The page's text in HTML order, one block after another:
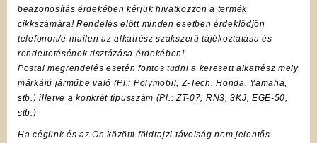
beazonosítás érdekében kérjük hivatkozzon a termék
cikkszámára! Rendelés előtt minden esetben érdeklődjön
telefonon/e-mailen az alkatrész szakszerű tájékoztatása és
rendeltetésének tisztázása érdekében!
Postai megrendelés esetén fontos tudni a keresett alkatrész mely
márkájú járműbe való (Pl.: Polymobil Z-Tech
, Honda, Yamaha,
stb.) illetve a konkrét típusszám (Pl.: ZT-07, RN3, 3KJ, EGE-50,
stb.)
Ha cégünk és az Ön közötti földrajzi távolság nem jelentős